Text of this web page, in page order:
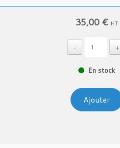
35,00 € HT
- +
En stock
Ajouter